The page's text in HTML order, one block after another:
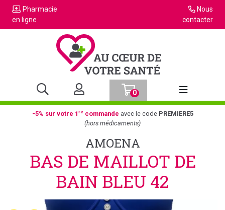
Pharmacie
en ligne
Nous
contacter
0
Afficher la
-5% sur votre 1recommande avec le code PREMIERE5
(hors médicaments)
AMOENA
BAS DE MAILLOT DE
BAIN BLEU 42